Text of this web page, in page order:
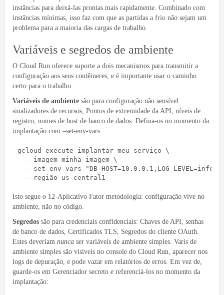
instâncias para deixá-las prontas mais rapidamente. Combinado com
instâncias mínimas, isso faz com que as partidas a frio não sejam um
problema para a maioria das cargas de trabalho.
Variáveis ​​e segredos de ambiente
O Cloud Run oferece suporte a dois mecanismos para transmitir a
configuração aos seus contêineres, e é importante usar o caminho
certo para o trabalho.
Variáveis ​​de ambiente são para configuração não sensível:
sinalizadores de recursos, Pontos de extremidade da API, níveis de
registro, nomes de host de banco de dados. Defina-os no momento da
implantação com –set-env-vars:
gcloud execute implantar meu serviço \
  --imagem minha-imagem \
  --
set-env-vars "DB_HOST=10.0.0.1,LOG_LEVEL=info
  --região us-central1
Isto segue o 12-Aplicativo Fator metodologia: configuração vive no
ambiente, não no código.
Segredos são para credenciais confidenciais: Chaves de API, senhas
de banco de dados, Certificados TLS, Segredos do cliente OAuth.
Estes deveriam nunca ser variáveis ​​de ambiente simples. Varis de
ambiente simples são visíveis no console do Cloud Run, aparecer nos
logs de depuração, e pode vazar em relatórios de erros. Em vez de,
guarde-os em Gerenciador secreto e referenciá-los no momento da
implantação: